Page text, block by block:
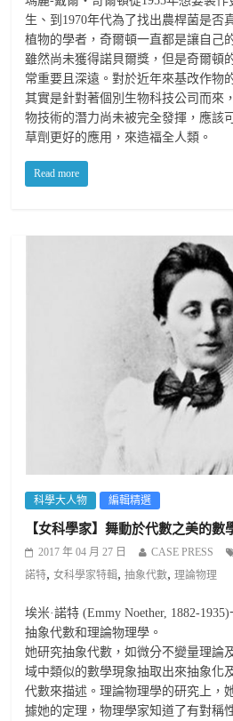
生、到1970年代為了找出農桿菌是否
植物的學者，奇爾頓一直都是讓自己
雖然尚未獲得諾貝爾獎，但是奇爾頓
常重要且深遠。對於近年來基改作物
其實是針對著個別生物科技公司而來
物技術的潛力尚未被完全發揮，應該
草劑更好的應用，來造福全人類。
Read more
科學大人物 編輯精選
【女科學家】舞動於代數之美的
2017 年 04 月 27 日 CASE PRESS
諾特,女科學家特輯,抽象代數,理論物理
埃米·諾特 (Emmy Noether, 1882-
抽象代數和理論物理學。
她研究抽象代數，如微分不變量理論
域中類似的數學現象抽取出來抽象化
代數來描述。理論物理學的研究上，
據她的定理，物理學家知道了有對稱